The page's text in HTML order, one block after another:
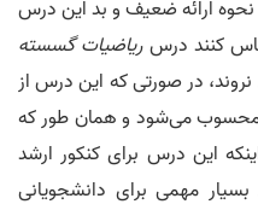
ارائه ضعیف و بد این درس
کنند درسریاضیات گسسته
در صورتی که این درس از
محسوب می‌شود و همان طور که
این درس برای کنکور ارشد
مهمی برای دانشجویانی